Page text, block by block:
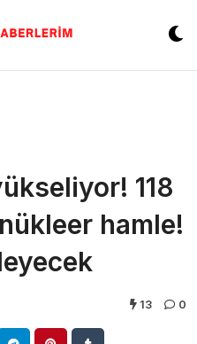
118
hamle!
13 0